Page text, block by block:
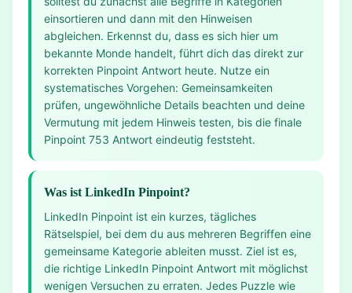
einsortieren und dann mit den Hinweisen
abgleichen. Erkennst du, dass es sich hier um
bekannte Monde handelt, führt dich das direkt zur
korrekten Pinpoint Antwort heute. Nutze ein
systematisches Vorgehen: Gemeinsamkeiten
prüfen, ungewöhnliche Details beachten und deine
Vermutung mit jedem Hinweis testen, bis die finale
Pinpoint 753 Antwort eindeutig feststeht.
Was ist LinkedIn Pinpoint?
LinkedIn Pinpoint ist ein kurzes, tägliches
Rätselspiel, bei dem du aus mehreren Begriffen eine
gemeinsame Kategorie ableiten musst. Ziel ist es,
die richtige LinkedIn Pinpoint Antwort mit möglichst
wenigen Versuchen zu erraten. Jedes Puzzle wie